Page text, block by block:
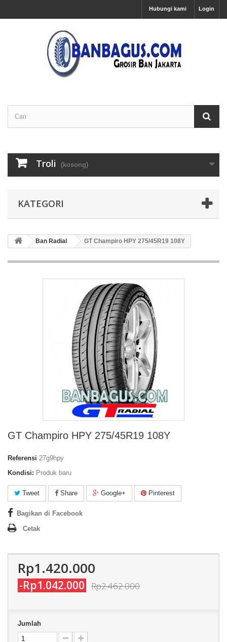
Login
Hubungi kami
Troli (kosong)
KATEGORI
Ban Radial GT Champiro HPY 275/45R19 108Y
GT Champiro HPY 275/45R19 108Y
Referensi 27g9hpy
Kondisi: Produk baru
Tweet Share Google+ Pinterest
Bagikan di Facebook
Cetak
Rp1.420.000
-Rp1.042.000 Rp2.462.000
Jumlah